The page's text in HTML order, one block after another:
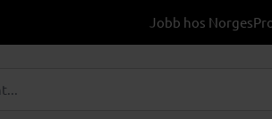
Jobb hos